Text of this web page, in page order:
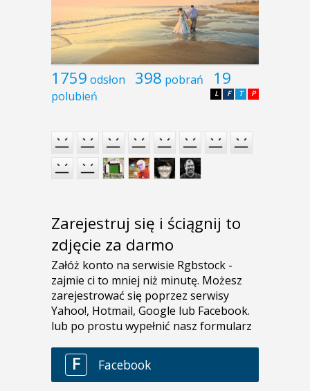
1759 odsłon 398 pobrań 19
polubień P
T
F
L
Zarejestruj się i ściągnij to
zdjęcie za darmo